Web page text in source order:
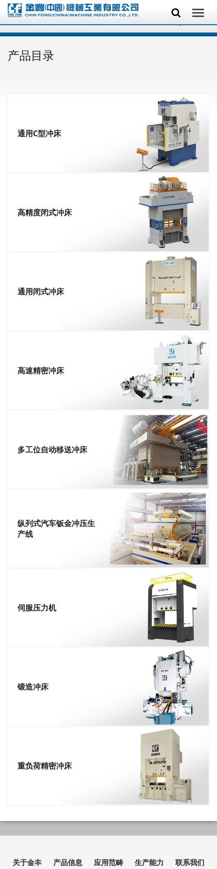
产品目录
通用C型冲床
高精度闭式冲床
通用闭式冲床
高速精密冲床
多工位自动移送冲床
纵列式汽车钣金冲压生
产线
伺服压力机
锻造冲床
重负荷精密冲床
关于金丰 产品信息 应用范畴 生产能力 联系我们